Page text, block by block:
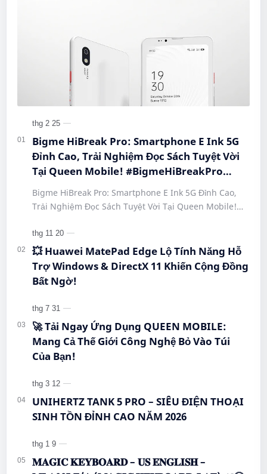
Bigme HiBreak Pro: Smartphone E Ink 5G
Đỉnh Cao, Trải Nghiệm Đọc Sách Tuyệt Vời
Tại Queen Mobile! #BigmeHiBreakPro
#SmartphoneEInk #QueenMobile
#HiBreakPro5G #DienThoaiDocSach
#CongNgheMoi #MuaSamThongMinh
#EInkPhone #5GSmartphone
Bigme HiBreak Pro: Smartphone E Ink 5G Đỉnh Cao,
Trải Nghiệm Đọc Sách Tuyệt Vời Tại Queen Mobile!
#Hi…
💥 Huawei MatePad Edge Lộ Tính Năng Hỗ
Trợ Windows & DirectX 11 Khiến Cộng Đồng
Bất Ngờ!
🚀 Tải Ngay Ứng Dụng QUEEN MOBILE:
Mang Cả Thế Giới Công Nghệ Bỏ Vào Túi
Của Bạn!
UNIHERTZ TANK 5 PRO – SIÊU ĐIỆN THOẠI
SINH TỒN ĐỈNH CAO NĂM 2026
𝐌𝐀𝐆𝐈𝐂 𝐊𝐄𝐘𝐁𝐎𝐀𝐑𝐃 – 𝐔𝐒 𝐄𝐍𝐆𝐋𝐈𝐒𝐇 –